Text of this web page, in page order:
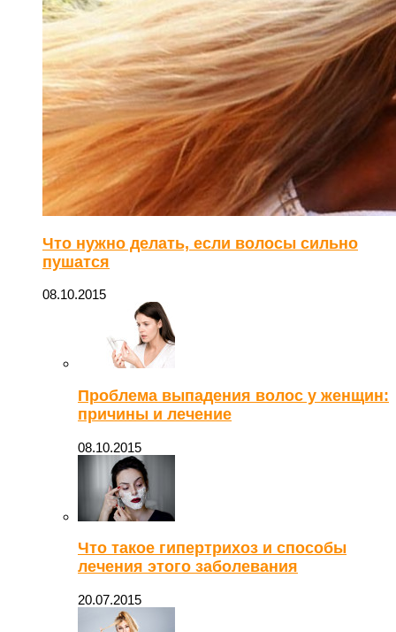
Что нужно делать, если волосы сильно
пушатся
08.10.2015
Проблема выпадения волос у женщин:
причины и лечение
08.10.2015
Что такое гипертрихоз и способы
лечения этого заболевания
20.07.2015